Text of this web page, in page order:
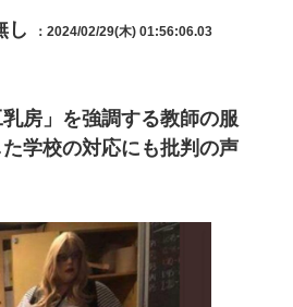
し ：2024/02/29(木) 01:56:06.03
乳房」を強調する教師の服
学校の対応にも批判の声